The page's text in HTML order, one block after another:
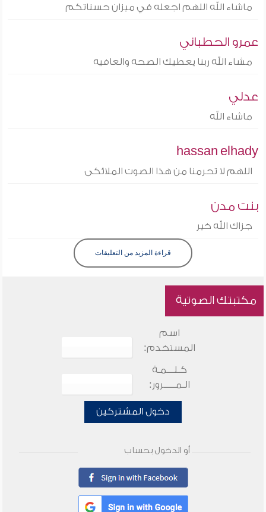
ماشاء الله اللهم اجعله في ميزان حسناتكم
عمرو الحطباني
مشاء الله ربنا يعطيك الصحه والعافيه
عدلي
ماشاء الله
hassan elhady
اللهم لا تحرمنا من هذا الصوت الملائكى
بنت مدن
جزاك الله خير
قراءة المزيد من التعليقات
مكتبتك الصوتية
اسم
المستخدم:
كـلـــمـة
الـمـــــرور:
دخول المشتركين
أو الدخول بحساب